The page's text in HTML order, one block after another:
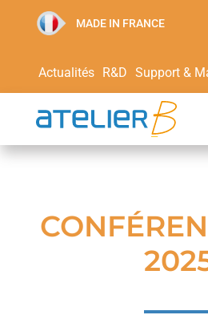
MADE IN FRANCE
Actualités R&D Support &